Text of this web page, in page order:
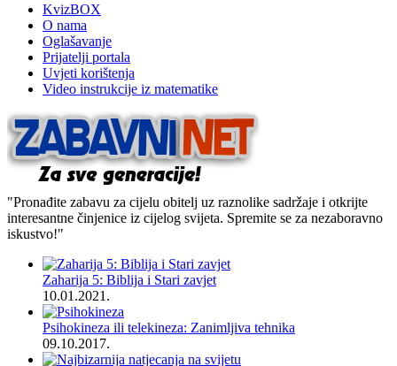
KvizBOX
O nama
Oglašavanje
Prijatelji portala
Uvjeti korištenja
Video instrukcije iz matematike
"Pronađite zabavu za cijelu obitelj uz raznolike sadržaje i otkrijte
interesantne činjenice iz cijelog svijeta. Spremite se za nezaboravno
iskustvo!"
Zaharija 5: Biblija i Stari zavjet
10.01.2021.
Psihokineza ili telekineza: Zanimljiva tehnika
09.10.2017.